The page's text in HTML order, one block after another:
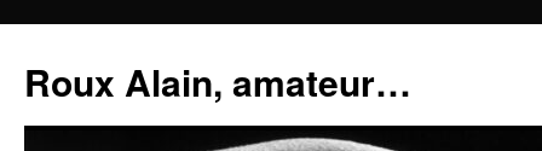
contenu
Roux Alain, amateur…